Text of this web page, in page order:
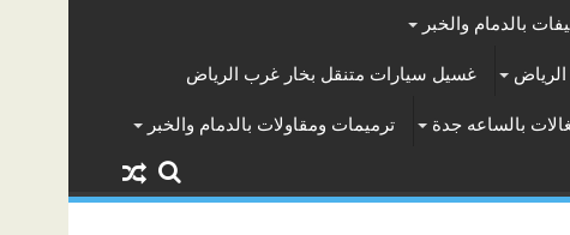
بالدمام والخبر
غسيل سيارات متنقل بخار غرب الرياض
بالساعه جدة ترميمات ومقاولات بالدمام والخبر